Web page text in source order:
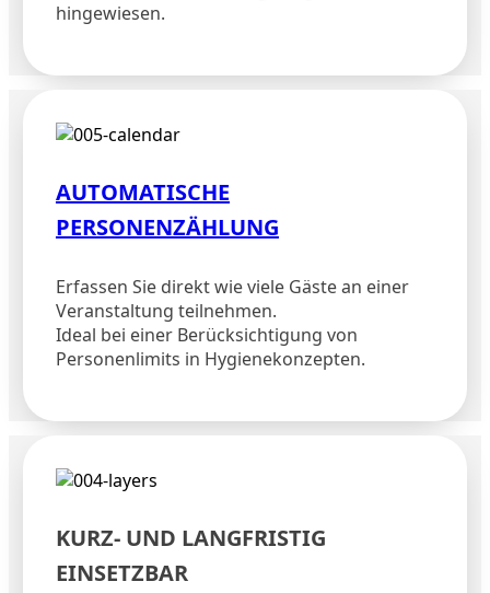
hingewiesen.
AUTOMATISCHE
PERSONENZÄHLUNG
Erfassen Sie direkt wie viele Gäste an einer
Veranstaltung teilnehmen.
Ideal bei einer Berücksichtigung von
Personenlimits in Hygienekonzepten.
KURZ- UND LANGFRISTIG
EINSETZBAR